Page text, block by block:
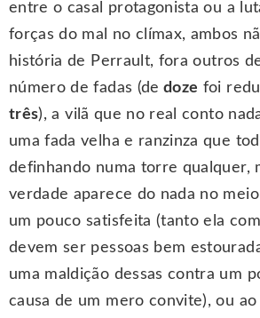
entre o casal protagonista ou a
forças do mal no clímax, ambos
história de Perrault, fora outros
número de fadas (de doze foi
três), a vilã que no real conto
uma fada velha e ranzinza que
definhando numa torre qualquer,
verdade aparece do nada no
um pouco satisfeita (tanto ela
devem ser pessoas bem
uma maldição dessas contra um
causa de um mero convite), ou